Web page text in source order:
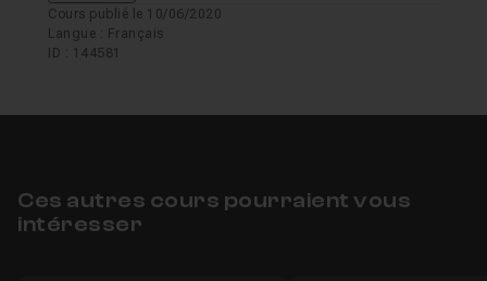
Cours publié le 10/06/2020
Langue : Français
ID : 144581
Ces autres cours pourraient vous
intéresser